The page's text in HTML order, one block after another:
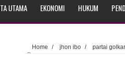
UTAMA EKONOMI HUKUM
Home / jhon ibo / partai golkar
Papua